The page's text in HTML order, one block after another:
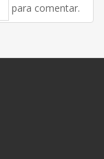
para comentar.